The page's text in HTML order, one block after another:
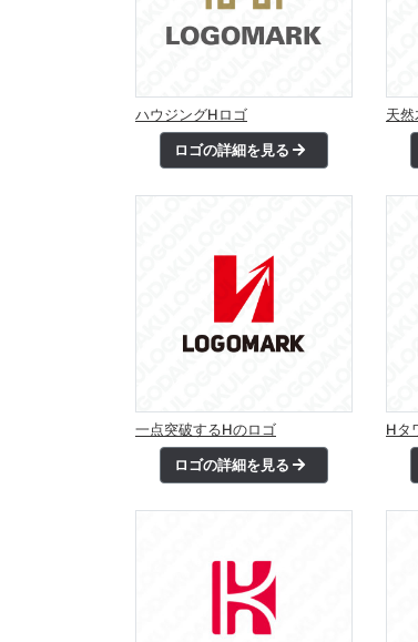
ハウジングHロゴ
ロゴの詳細を見る
天
一点突破するHのロゴ
ロゴの詳細を見る
Hタ